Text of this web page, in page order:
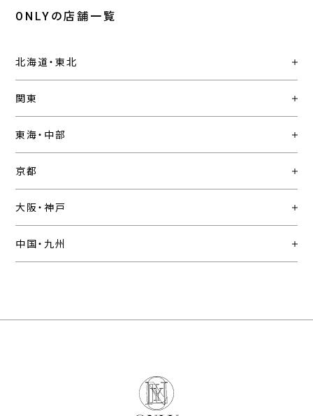
ONLYの店舗一覧
北海道・東北
関東
東海・中部
京都
大阪・神戸
中国・九州